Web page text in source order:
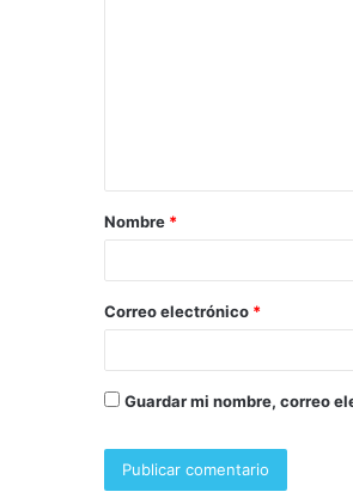
Nombre *
Correo electrónico *
Guardar mi nombre, correo